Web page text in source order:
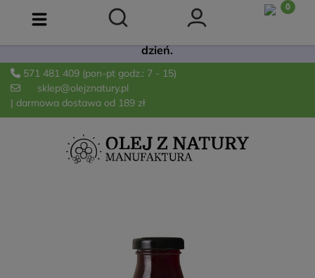
Już dostępna! 🫒 Łagodna oliwa Extra Virgin z
dzień.
571 481 409 (pon-pt godz.: 7 - 15)
sklep@olejznatury.pl
| darmowa dostawa od 189 zł